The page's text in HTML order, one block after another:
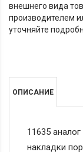
внешнего вида
производителем
уточняйте
ОПИСАНИЕ
11635
накладки